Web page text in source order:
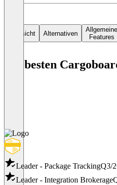
Übersicht Alternativen
Allgemeine
Features
Die besten
Leader - Package TrackingQ3/
Leader - Integration Brokerage